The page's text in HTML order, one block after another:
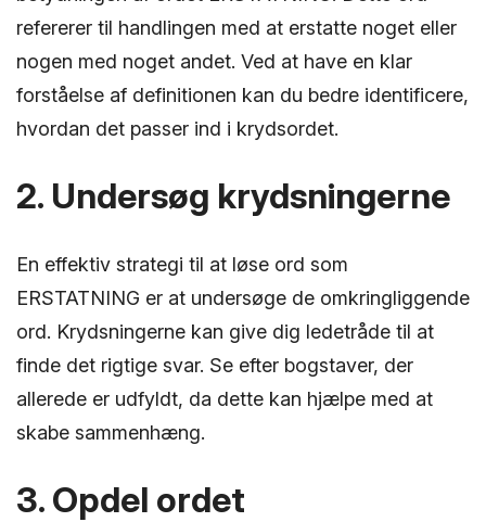
refererer til handlingen med at erstatte noget eller
nogen med noget andet. Ved at have en klar
forståelse af definitionen kan du bedre identificere,
hvordan det passer ind i krydsordet.
2. Undersøg krydsningerne
En effektiv strategi til at løse ord som
ERSTATNING er at undersøge de omkringliggende
ord. Krydsningerne kan give dig ledetråde til at
finde det rigtige svar. Se efter bogstaver, der
allerede er udfyldt, da dette kan hjælpe med at
skabe sammenhæng.
3. Opdel ordet